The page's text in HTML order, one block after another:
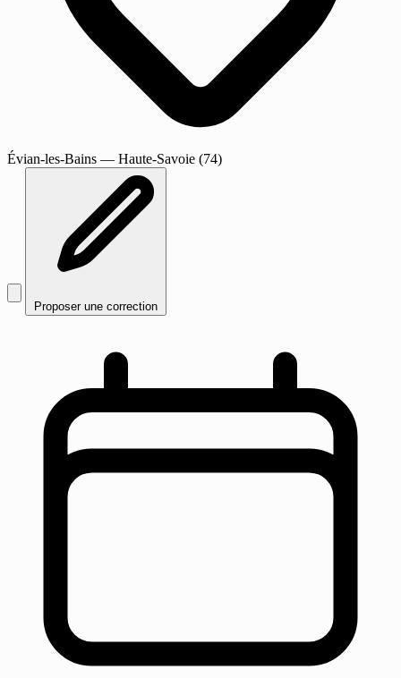
Évian-les-Bains — Haute-Savoie (74)
Proposer une correction